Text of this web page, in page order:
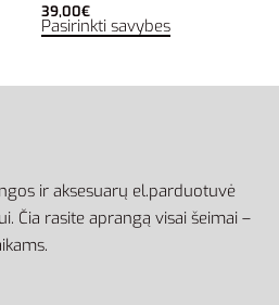
39,00€
Pasirinkti savybes
ir aksesuarų el.parduotuvė
Čia rasite aprangą visai šeimai –